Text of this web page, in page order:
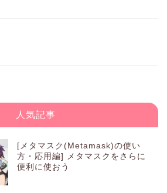
人気記事
[メタマスク(Metamask)の使い
方・応用編] メタマスクをさらに
便利に使おう